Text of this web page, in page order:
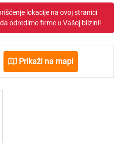
lokacije na ovoj stranici
odredimo firme u Vašoj blizini!
Prikaži na mapi